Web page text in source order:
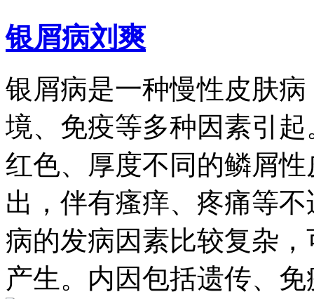
银屑病刘爽
银屑病是一种慢性皮肤
境、免疫等多种因素引
红色、厚度不同的鳞屑
出，伴有瘙痒、疼痛等
病的发病因素比较复杂
产生。内因包括遗传、